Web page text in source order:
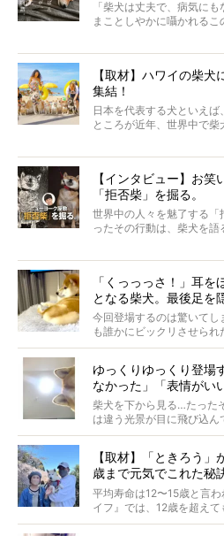
「柴犬は丈夫で、病気に
まことしやかに囁かれる
もちろん、犬種としての
でも、いざそれぞれの個
なりにくい、とは言えない
実際に「病気にならない」
主はそのためにやるべきこ
今回は、柴犬に関わる方
ご本人からのレポートは
語でした。
※文章はご本人の了承を得て編集
※画像はすべてイメージです
※この記事は個人の感想であり
【取材】ハワイの柴
集結！
日本を代表する犬といえば
ところが近年、世界中で
な中「柴犬ライフ」が目
柴犬オーナーが多く、定
そんな噂を聞きつけ、今
きました！
【インタビュー】お笑
「拒否柴」を掘る。
世界中の人々を魅了する「
ったその行動は、柴犬を
否柴がここまで話題にな
がるのでしょうか。
最近版画製作を始めた、お
屋敷裕政さんに、拒否柴
タビューと合わせてご覧く
「くっっっさ！」耳
となる柴犬。最後足を
今回登場するのは驚いて
も誰かにビックリさせら
起きたとか、そういうこ
ゆっくりゆっくり登場
なかった」「表情がい
柴犬を下から見る…たった
は違う光景が目に飛び込
つぶらに見え、モフモフ
【取材】「ときろう
歳まで元気でこれた秘
#38ときろう
平均寿命は12〜15歳と言
イフ』では、12歳を超え
意を込めて“レジェンド柴